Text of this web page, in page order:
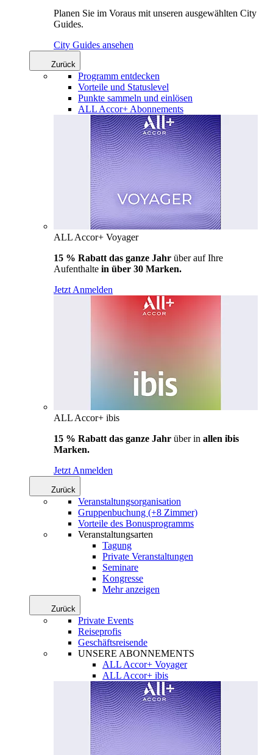
Planen Sie im Voraus mit unseren ausgewählten City
Guides.
City Guides ansehen
Zurück
Programm entdecken
Vorteile und Statuslevel
Punkte sammeln und einlösen
ALL Accor+ Abonnements
ALL Accor+ Voyager
15 % Rabatt das ganze Jahr über auf Ihre
Aufenthalte in über 30 Marken.
Jetzt Anmelden
ALL Accor+ ibis
15 % Rabatt das ganze Jahr über in allen ibis
Marken.
Jetzt Anmelden
Zurück
Veranstaltungsorganisation
Gruppenbuchung (+8 Zimmer)
Vorteile des Bonusprogramms
Veranstaltungsarten
Tagung
Private Veranstaltungen
Seminare
Kongresse
Mehr anzeigen
Zurück
Private Events
Reiseprofis
Geschäftsreisende
UNSERE ABONNEMENTS
ALL Accor+ Voyager
ALL Accor+ ibis